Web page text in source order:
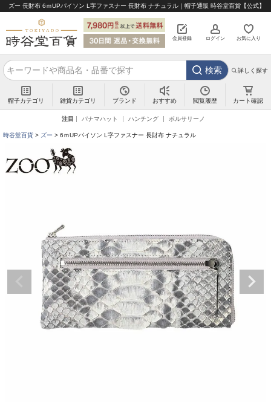
ズー 長財布 6ｍUPパイソン L字ファスナー 長財布 ナチュラル｜帽子通販 時谷堂百貨【公式】
会員登録 ログイン お気に入り
検索 詳しく探す
帽子カテゴリ 雑貨カテゴリ ブランド おすすめ 閲覧履歴 カート確認
注目 パナマハット ハンチング ボルサリーノ
時谷堂百貨 ズー 6ｍUPパイソン L字ファスナー 長財布 ナチュラル